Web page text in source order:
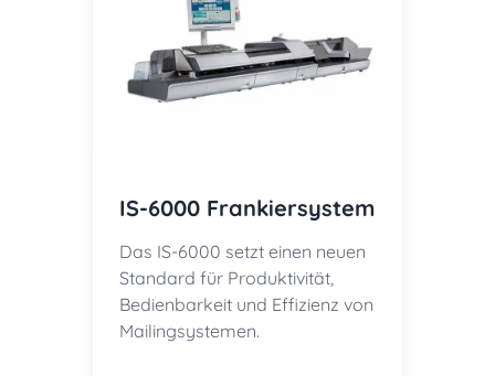
IS-6000 Frankiersystem
Das IS-6000 setzt einen neuen
Standard für Produktivität,
Bedienbarkeit und Effizienz von
Mailingsystemen.